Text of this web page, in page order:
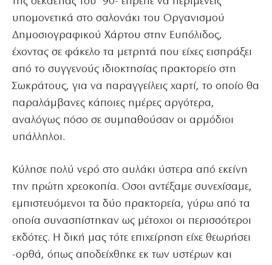
υπομονετικά στο σαλονάκι του Οργανισμού
Δημοσιογραφικού Χάρτου στην Ευπόλιδος,
έχοντας σε φάκελο τα μετρητά που είχες εισπράξει
από το συγγενούς ιδιοκτησίας πρακτορείο στη
Σωκράτους, για να παραγγείλεις χαρτί, το οποίο θα
παραλάμβανες κάποιες ημέρες αργότερα,
αναλόγως πόσο σε συμπαθούσαν οι αρμόδιοι
υπάλληλοι.
Κύλησε πολύ νερό στο αυλάκι ύστερα από εκείνη
την πρώτη χρεοκοπία. Οσοι αντέξαμε συνεχίσαμε,
εμπιστευόμενοι τα δύο πρακτορεία, γύρω από τα
οποία συνασπίστηκαν ως μέτοχοι οι περισσότεροι
εκδότες. Η δική μας τότε επιχείρηση είχε θεωρήσει
-ορθά, όπως αποδείχθηκε εκ των υστέρων και